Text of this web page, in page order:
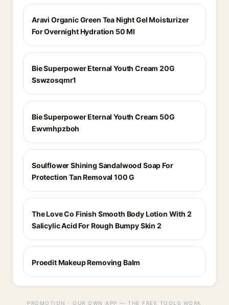
Aravi Organic Green Tea Night Gel Moisturizer
For Overnight Hydration 50 Ml
Bie Superpower Eternal Youth Cream 20G
Sswzosqmr1
Bie Superpower Eternal Youth Cream 50G
Ewvmhpzboh
Soulflower Shining Sandalwood Soap For
Protection Tan Removal 100 G
The Love Co Finish Smooth Body Lotion With 2
Salicylic Acid For Rough Bumpy Skin 2
Proedit Makeup Removing Balm
PROMOTION · OUR OWN APP — THE FREE TOOLS WORK